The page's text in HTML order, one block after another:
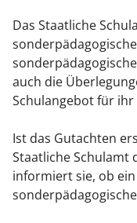
Das Staatliche
auch die
Schulangebot für
Ist das Gutachten
Staatliche Schulamt
informiert sie, ob